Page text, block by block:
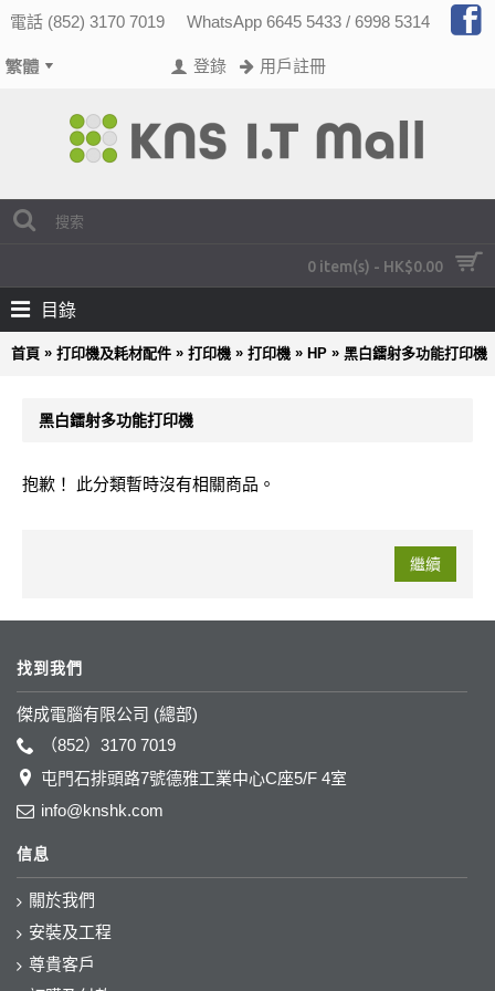
電話 (852) 3170 7019 WhatsApp 6645 5433 / 6998 5314
登錄 用戶註冊
0 item(s) - HK$0.00
目錄
首頁 » 打印機及耗材配件 » 打印機 » 打印機 » HP » 黑白鐳射多功能打印機
黑白鐳射多功能打印機
抱歉！ 此分類暫時沒有相關商品。
繼續
找到我們
傑成電腦有限公司 (總部)
（852）3170 7019
屯門石排頭路7號德雅工業中心C座5/F 4室
info@knshk.com
信息
關於我們
安裝及工程
尊貴客戶